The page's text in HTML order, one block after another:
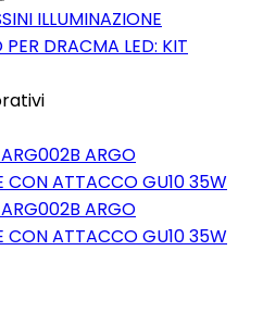
ILLUMINAZIONE
DRACMA LED: KIT